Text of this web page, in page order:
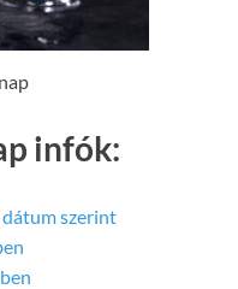
infók:
szerint